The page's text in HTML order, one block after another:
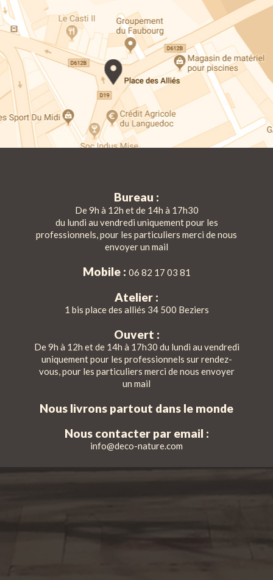
Bureau :
De 9h à 12h et de 14h à 17h30
du lundi au vendredi uniquement pour les
professionnels, pour les particuliers merci de nous
envoyer un mail
Mobile : 06 82 17 03 81
Atelier :
1 bis place des alliés 34 500 Beziers
Ouvert :
De 9h à 12h et de 14h à 17h30 du lundi au vendredi
uniquement pour les professionnels sur rendez-
vous, pour les particuliers merci de nous envoyer
un mail
Nous livrons partout dans le monde
Nous contacter par email :
info@deco-nature.com